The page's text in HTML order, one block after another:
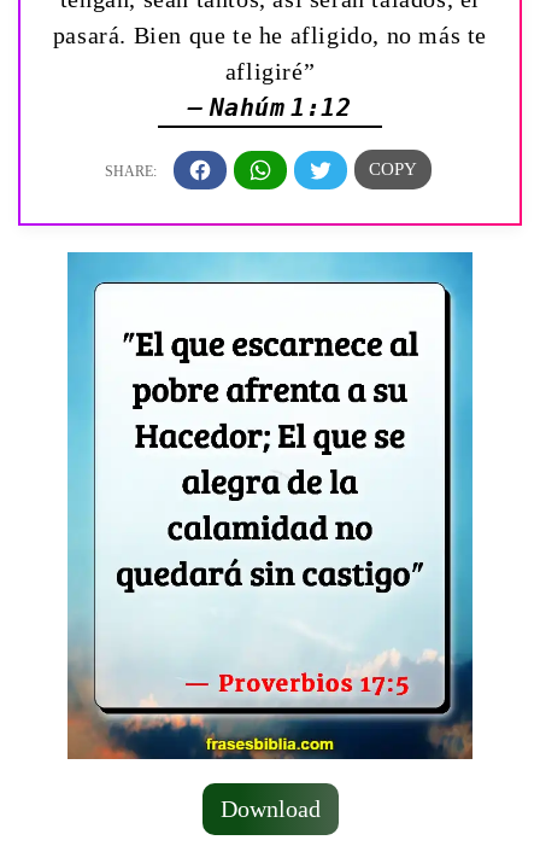
pasará. Bien que te he afligido, no más te
afligiré”
— Nahúm 1:12
Download